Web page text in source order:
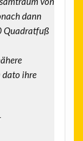
dann
Quadratfuß
dato ihre